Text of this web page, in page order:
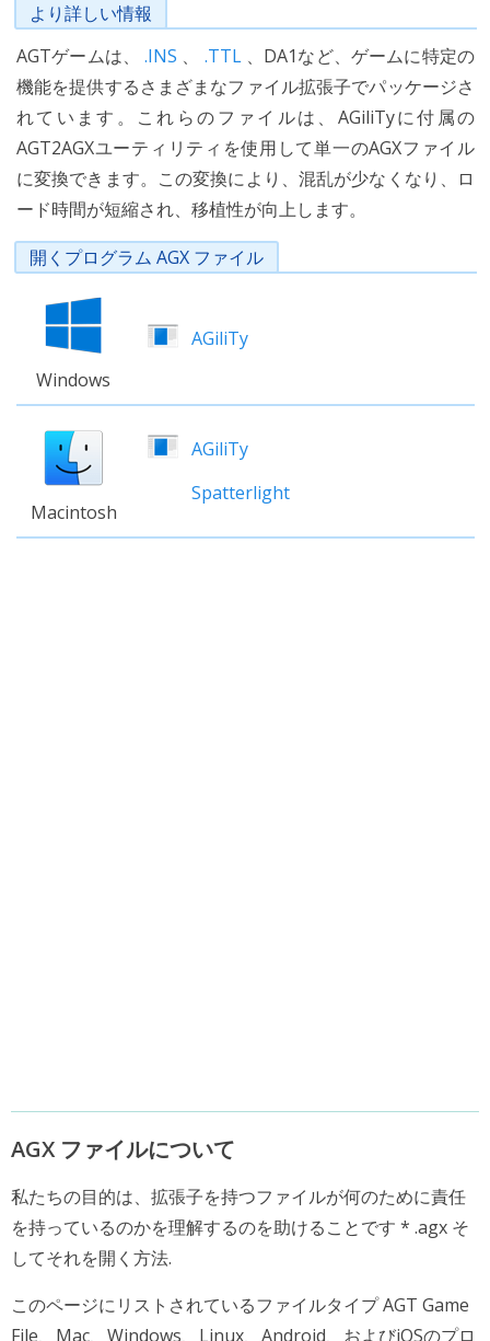
より詳しい情報
AGTゲームは、.INS 、 .TTL、DA1など、ゲームに特定の
機能を提供するさまざまなファイル拡張子でパッケージさ
れています。これらのファイルは、AGiliTyに付属の
AGT2AGXユーティリティを使用して単一のAGXファイル
に変換できます。この変換により、混乱が少なくなり、ロ
ード時間が短縮され、移植性が向上します。
開くプログラム AGX ファイル
Windows
AGiliTy
Macintosh
AGiliTy
Spatterlight
AGX ファイルについて
私たちの目的は、拡張子を持つファイルが何のために責任
を持っているのかを理解するのを助けることです * .agx そ
してそれを開く方法.
このページにリストされているファイルタイプ AGT Game
File、Mac、Windows、Linux、Android、およびiOSのプロ